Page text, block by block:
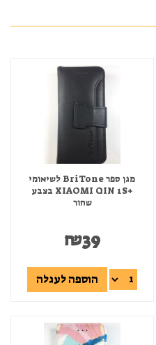
מגן ספר BriTone לשיאומי
+XIAOMI QIN 1S בצבע
שחור
₪39
הוספה לעגלה